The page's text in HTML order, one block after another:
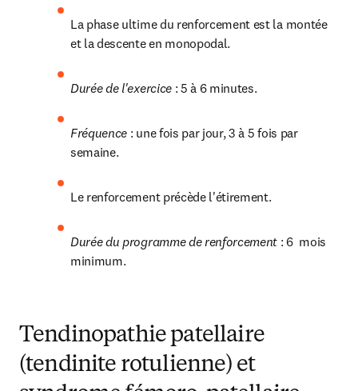
La phase ultime du renforcement est la montée
et la descente en monopodal.
Durée de l'exercice : 5 à 6 minutes.
Fréquence : une fois par jour, 3 à 5 fois par
semaine.
Le renforcement précède l'étirement.
Durée du programme de renforcement : 6  mois
minimum.
Tendinopathie patellaire
(tendinite rotulienne) et